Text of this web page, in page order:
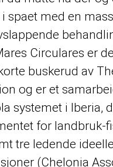
spaet med en
Circulares er
buskerud av
og er et
systemet i Iberia,
for landbruk-
tre ledende ideelle
(Chelonia